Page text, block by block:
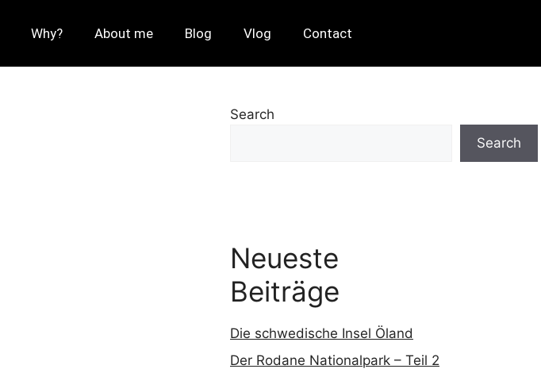
Why? About me Blog Vlog Contact
Search
Search
Neueste
Beiträge
Die schwedische Insel Öland
Der Rodane Nationalpark – Teil 2